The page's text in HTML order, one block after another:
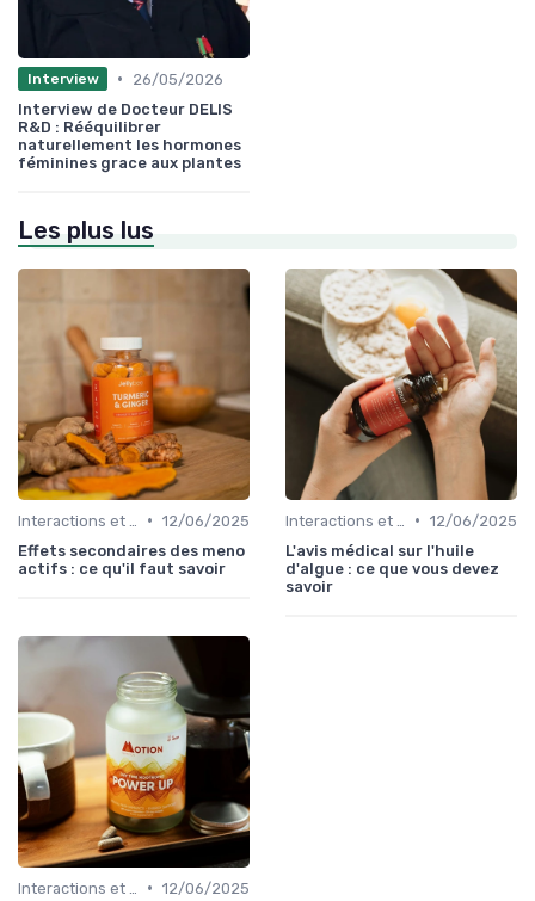
Interview •
26/05/2026
Interview de Docteur DELIS
R&D : Rééquilibrer
naturellement les hormones
féminines grace aux plantes
Les plus lus
• 12/06/2025
Effets secondaires des meno
actifs : ce qu'il faut savoir
• 12/06/2025
L'avis médical sur l'huile
d'algue : ce que vous devez
savoir
• 12/06/2025